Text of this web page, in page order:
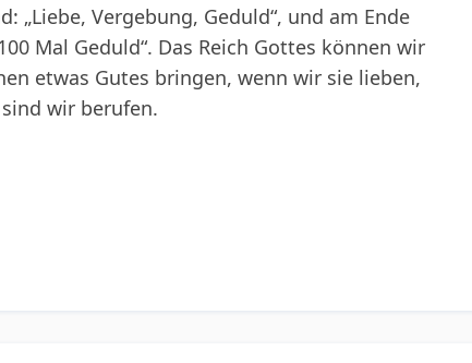
„Liebe, Vergebung, Geduld“, und am Ende
Mal Geduld“. Das Reich Gottes können wir
etwas Gutes bringen, wenn wir sie lieben,
wir berufen.